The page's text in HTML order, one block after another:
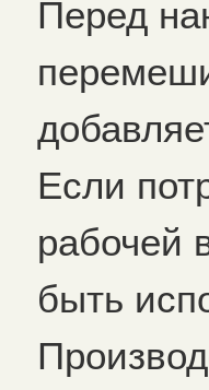
Перед
Если
рабочей
быть